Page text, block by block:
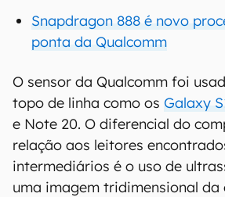
Snapdragon 888 é novo
ponta da Qualcomm
O sensor da Qualcomm foi
topo de linha como os Galaxy
e Note 20. O diferencial do
relação aos leitores
intermediários é o uso de
uma imagem tridimensional